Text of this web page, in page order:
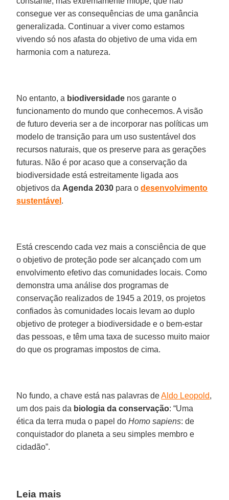
consegue ver as consequências de uma ganância
generalizada. Continuar a viver como estamos
vivendo só nos afasta do objetivo de uma vida em
harmonia com a natureza.
No entanto, a biodiversidade nos garante o
funcionamento do mundo que conhecemos. A visão
de futuro deveria ser a de incorporar nas políticas um
modelo de transição para um uso sustentável dos
recursos naturais, que os preserve para as gerações
futuras. Não é por acaso que a conservação da
biodiversidade está estreitamente ligada aos
objetivos da Agenda 2030 para odesenvolvimento
sustentável .
Está crescendo cada vez mais a consciência de que
o objetivo de proteção pode ser alcançado com um
envolvimento efetivo das comunidades locais. Como
demonstra uma análise dos programas de
conservação realizados de 1945 a 2019, os projetos
confiados às comunidades locais levam ao duplo
objetivo de proteger a biodiversidade e o bem-estar
das pessoas, e têm uma taxa de sucesso muito maior
do que os programas impostos de cima.
No fundo, a chave está nas palavras deAldo Leopold,
um dos pais da biologia da conservação: “Uma
ética da terra muda o papel doHomo sapiens: de
conquistador do planeta a seu simples membro e
cidadão”.
Leia mais